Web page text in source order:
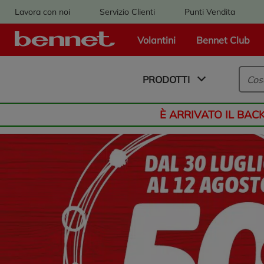
Lavora con noi Servizio Clienti Punti Vendita
Volantini Bennet Club
Logo Bennet - Torna alla homepage
PRODOTTI
È ARRIVATO IL
Bennet Online